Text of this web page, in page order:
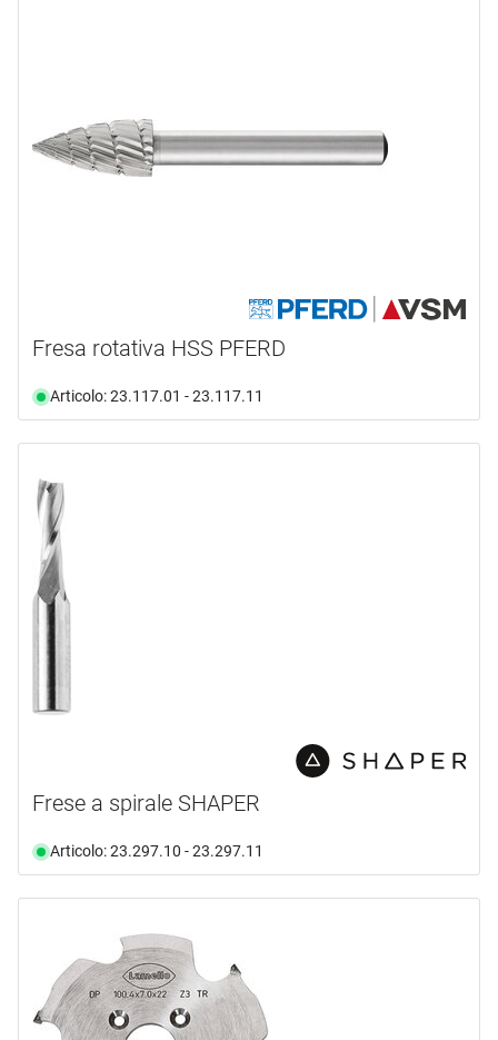
Fresa rotativa HSS PFERD
Articolo: 23.117.01 - 23.117.11
Frese a spirale SHAPER
Articolo: 23.297.10 - 23.297.11